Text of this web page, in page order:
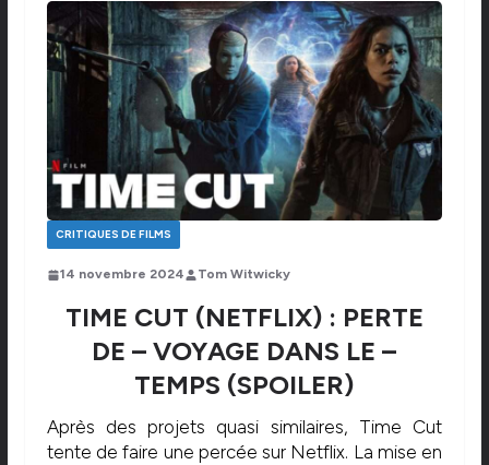
CRITIQUES DE FILMS
14 novembre 2024 Tom Witwicky
TIME CUT (NETFLIX) : PERTE
DE – VOYAGE DANS LE –
TEMPS (SPOILER)
Après des projets quasi similaires, Time Cut
tente de faire une percée sur Netflix. La mise en